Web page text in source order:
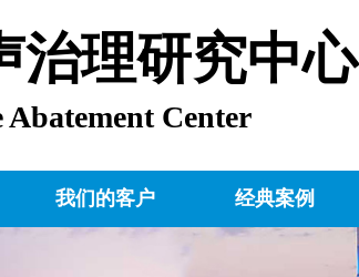
治理研究中心
Center
我们的客户 经典案例